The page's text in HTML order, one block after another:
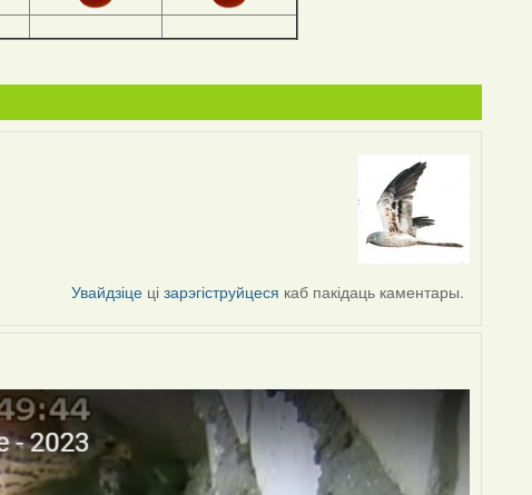
Увайдзіце цізарэгіструйцеся каб пакідаць каментары.